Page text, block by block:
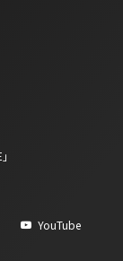
YouTube